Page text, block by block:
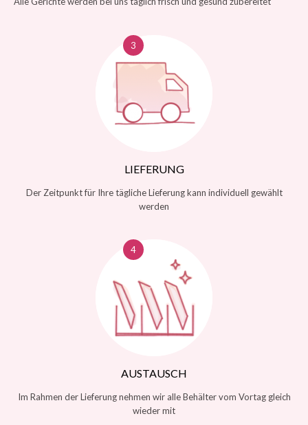
LIEFERUNG
Der Zeitpunkt für Ihre tägliche Lieferung kann individuell gewählt
werden
AUSTAUSCH
Im Rahmen der Lieferung nehmen wir alle Behälter vom Vortag gleich
wieder mit